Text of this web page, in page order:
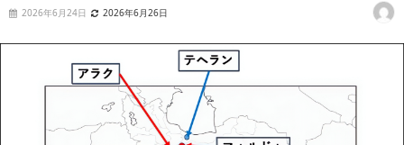
2026年6月24日 2026年6月26日